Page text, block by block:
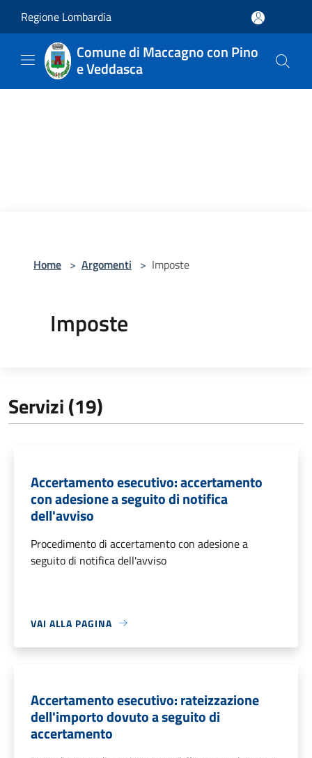
Regione Lombardia
Comune di Maccagno con Pino
e Veddasca
Home > Argomenti > Imposte
Imposte
Servizi (19)
Accertamento esecutivo: accertamento
con adesione a seguito di notifica
dell'avviso
Procedimento di accertamento con adesione a
seguito di notifica dell'avviso
VAI ALLA PAGINA
Accertamento esecutivo: rateizzazione
dell'importo dovuto a seguito di
accertamento